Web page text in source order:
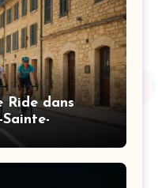
Ride dans
Sainte-
le vélo